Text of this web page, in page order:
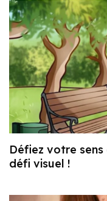
Défiez votre
défi visuel !